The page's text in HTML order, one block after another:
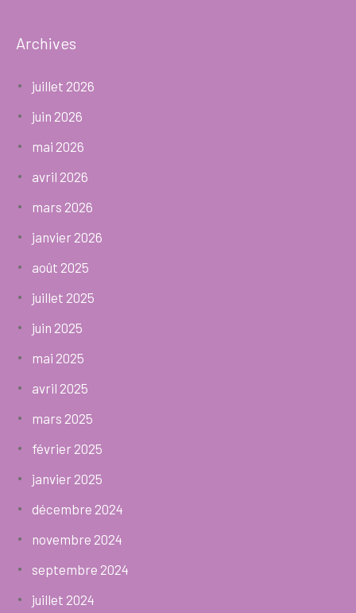
Archives
juillet 2026
juin 2026
mai 2026
avril 2026
mars 2026
janvier 2026
août 2025
juillet 2025
juin 2025
mai 2025
avril 2025
mars 2025
février 2025
janvier 2025
décembre 2024
novembre 2024
septembre 2024
juillet 2024